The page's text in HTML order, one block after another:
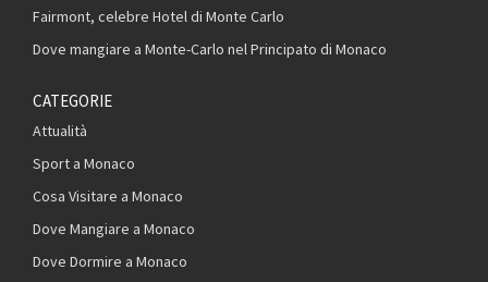
Fairmont, celebre Hotel di Monte Carlo
Dove mangiare a Monte-Carlo nel Principato di Monaco
CATEGORIE
Attualità
Sport a Monaco
Cosa Visitare a Monaco
Dove Mangiare a Monaco
Dove Dormire a Monaco